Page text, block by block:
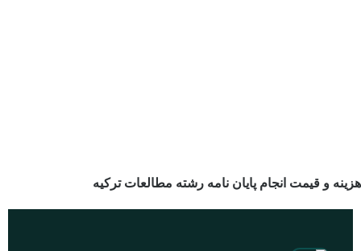
هزینه و قیمت انجام پایان نامه رشته مطالعات ترکیه